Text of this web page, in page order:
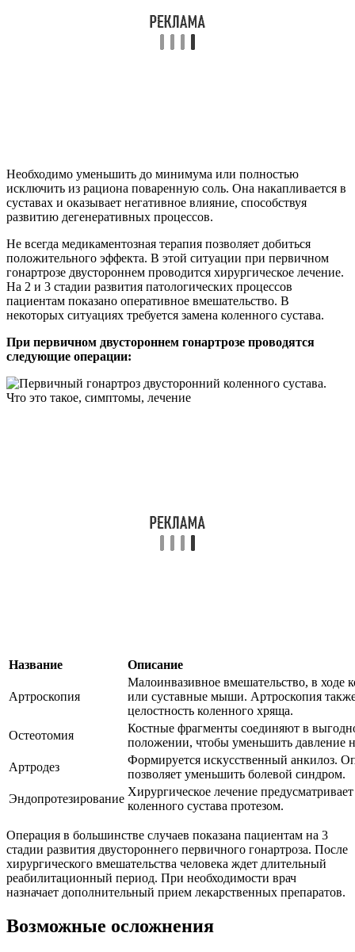
Необходимо уменьшить до минимума или полностью
исключить из рациона поваренную соль. Она накапливается в
суставах и оказывает негативное влияние, способствуя
развитию дегенеративных процессов.
Не всегда медикаментозная терапия позволяет добиться
положительного эффекта. В этой ситуации при первичном
гонартрозе двустороннем проводится хирургическое лечение.
На 2 и 3 стадии развития патологических процессов
пациентам показано оперативное вмешательство. В
некоторых ситуациях требуется замена коленного сустава.
При первичном двустороннем гонартрозе проводятся
следующие операции:
Название Описание
Артроскопия
Малоинвазивное вмешательство, в ходе
или суставные мыши. Артроскопия также
целостность коленного хряща.
Остеотомия
Костные фрагменты соединяют в
положении, чтобы уменьшить давление
Артродез
Формируется искусственный анкилоз.
позволяет уменьшить болевой синдром.
Эндопротезирование
Хирургическое лечение
коленного сустава протезом.
Операция в большинстве случаев показана пациентам на 3
стадии развития двустороннего первичного гонартроза. После
хирургического вмешательства человека ждет длительный
реабилитационный период. При необходимости врач
назначает дополнительный прием лекарственных препаратов.
Возможные осложнения